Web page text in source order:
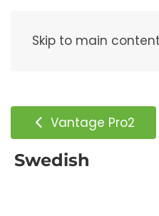
Skip to main content
Vantage Pro2
Swedish